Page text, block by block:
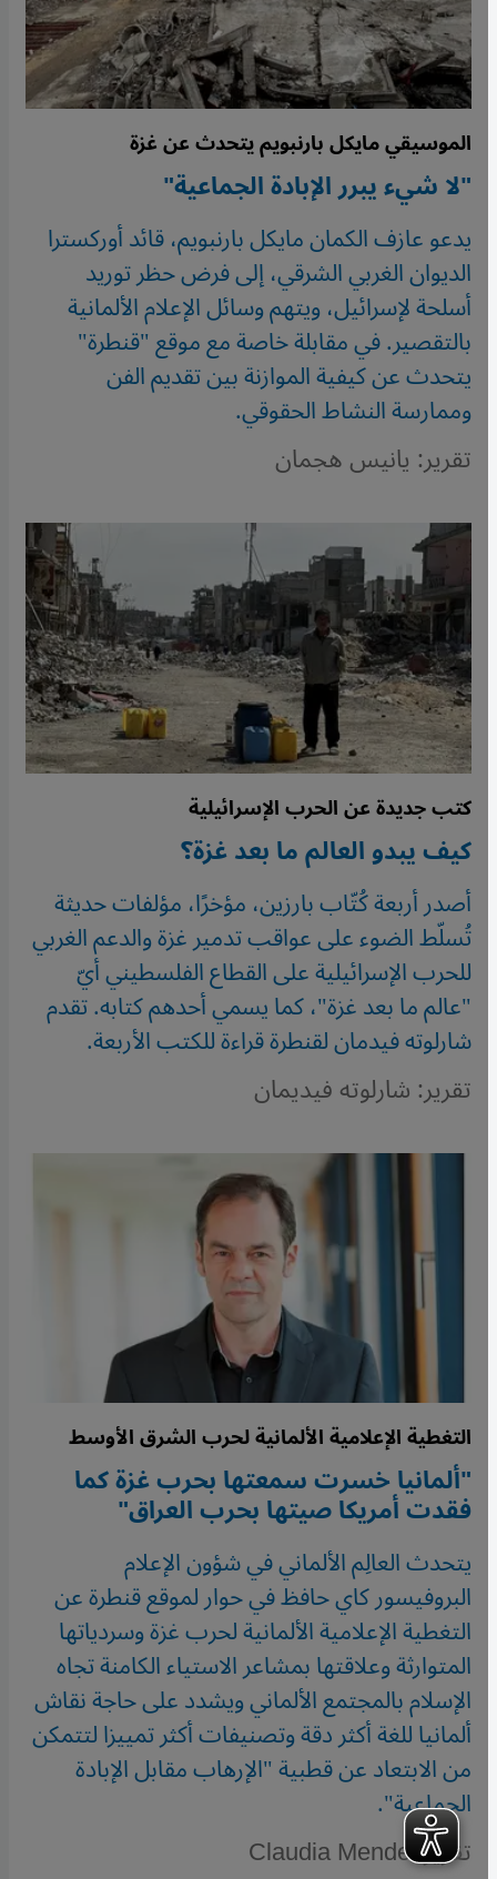
الموسيقي مايكل بارنبويم يتحدث عن غزة
"لا شيء يبرر الإبادة الجماعية"
يدعو عازف الكمان مايكل بارنبويم، قائد أوركسترا
الديوان الغربي الشرقي، إلى فرض حظر توريد
أسلحة لإسرائيل، ويتهم وسائل الإعلام الألمانية
بالتقصير. في مقابلة خاصة مع موقع "قنطرة"
يتحدث عن كيفية الموازنة بين تقديم الفن
وممارسة النشاط الحقوقي.
تقرير: يانيس هجمان
كتب جديدة عن الحرب الإسرائيلية
كيف يبدو العالم ما بعد غزة؟
أصدر أربعة كُتّاب بارزين، مؤخرًا، مؤلفات حديثة
تُسلّط الضوء على عواقب تدمير غزة والدعم الغربي
للحرب الإسرائيلية على القطاع الفلسطيني أيّ
"عالم ما بعد غزة"، كما يسمي أحدهم كتابه. تقدم
شارلوته فيدمان لقنطرة قراءة للكتب الأربعة.
تقرير: شارلوته فيديمان
التغطية الإعلامية الألمانية لحرب الشرق الأوسط
"ألمانيا خسرت سمعتها بحرب غزة كما
فقدت أمريكا صيتها بحرب العراق"
يتحدث العالِم الألماني في شؤون الإعلام
البروفيسور كاي حافظ في حوار لموقع قنطرة عن
التغطية الإعلامية الألمانية لحرب غزة وسردياتها
المتوارثة وعلاقتها بمشاعر الاستياء الكامنة تجاه
الإسلام بالمجتمع الألماني ويشدد على حاجة نقاش
ألمانيا للغة أكثر دقة وتصنيفات أكثر تمييزا لتتمكن
من الابتعاد عن قطبية "الإرهاب مقابل الإبادة
الجماعية".
تقرير: Claudia Mende